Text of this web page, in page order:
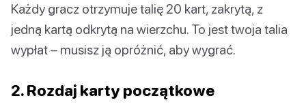
Każdy gracz otrzymuje talię 20 kart, zakrytą, z
jedną kartą odkrytą na wierzchu. To jest twoja talia
wypłat – musisz ją opróżnić, aby wygrać.
2. Rozdaj karty początkowe